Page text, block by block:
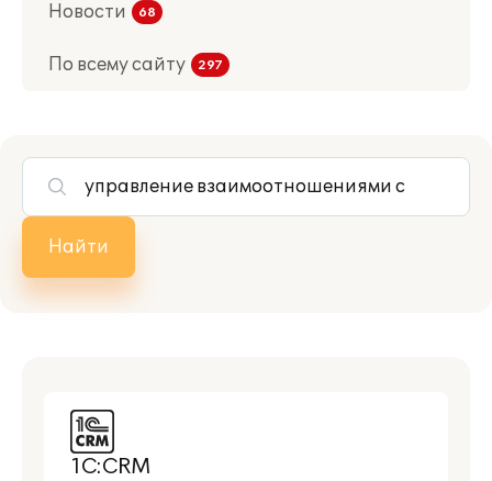
Новости
По всему сайту
Найти
1С:CRM